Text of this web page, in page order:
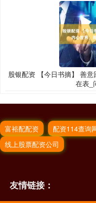
股银配资 【今日书摘】 善
在表_
富裕配配资 配资114查询
线上股票配资公司
友情链接：